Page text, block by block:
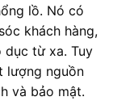
lồ. Nó có
khách hàng,
từ xa. Tuy
lượng nguồn
và bảo mật.